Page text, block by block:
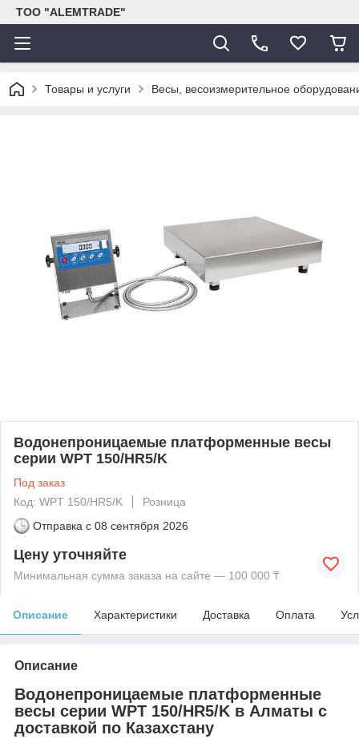
ТОО "ALEMTRADE"
Товары и услуги Весы, весоизмерительное
Водонепроницаемые платформенные весы
серии WPT 150/HR5/K
Под заказ
Код: WPT 150/HR5/K
Розница
Отправка с 08 сентября 2026
Цену уточняйте
Минимальная сумма заказа на сайте — 100 000 ₸
Описание Характеристики Доставка Оплата
Описание
Водонепроницаемые платформенные
весы серии WPT 150/HR5/K в Алматы с
доставкой по Казахстану